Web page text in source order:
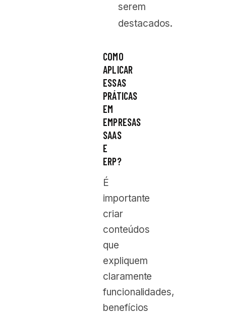
serem
destacados.
COMO
APLICAR
ESSAS
PRÁTICAS
EM
EMPRESAS
SAAS
E
ERP?
É
importante
criar
conteúdos
que
expliquem
claramente
funcionalidades,
benefícios